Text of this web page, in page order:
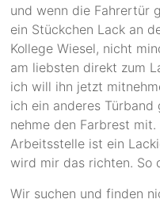
und wenn die Fahrertür
ein Stückchen Lack an
Kollege Wiesel, nicht
am liebsten direkt zum
ich will ihn jetzt
ich ein anderes
nehme den Farbrest
Arbeitsstelle ist ein
wird mir das richten. So
Wir suchen und finden